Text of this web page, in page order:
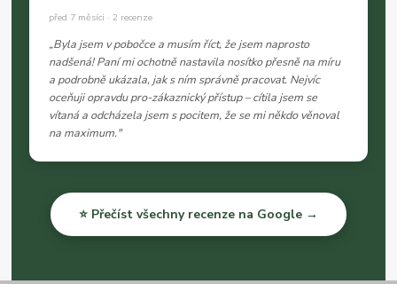
před 7 měsíci · 2 recenze
„Byla jsem v pobočce a musím říct, že jsem naprosto
nadšená! Paní mi ochotně nastavila nosítko přesně na míru
a podrobně ukázala, jak s ním správně pracovat. Nejvíc
oceňuji opravdu pro-zákaznický přístup – cítila jsem se
vítaná a odcházela jsem s pocitem, že se mi někdo věnoval
na maximum."
⭐ Přečíst všechny recenze na Google →